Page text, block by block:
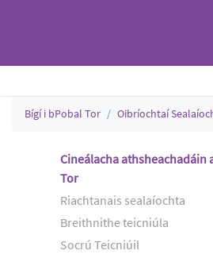
Bígí i bPobal Tor Oibríochtaí
Cineálacha athsheachadáin
Tor
Riachtanais sealaíochta
Breithnithe teicniúla
Socrú Teicniúil